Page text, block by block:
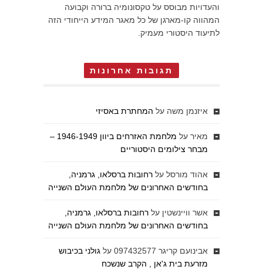
והעדויות מבוסס על טקסונומיה ברורה וקבועה
המהווה קו-מארגן של כל מאגר המידע הייחודי הזה
לתיעוד היסטורי מעמיק.
תגובות אחרונות
איזנמן משה על המחתרת באסיזי
מאיר על
מלחמת האזרחים ביוון 1946-1949 –
מבחר צילומים היסטוריים
אהוד מורסל על רחובות ברסלאו, גרמניה,
בחודשים האחרונים של מלחמת העולם השנייה
אשר וויינשטין על רחובות ברסלאו, גרמניה,
בחודשים האחרונים של מלחמת העולם השנייה
אבינועם קריגר 097432577 על גולני בכיבוש
מזרעת בית ג'אן , הקרב שנשכח